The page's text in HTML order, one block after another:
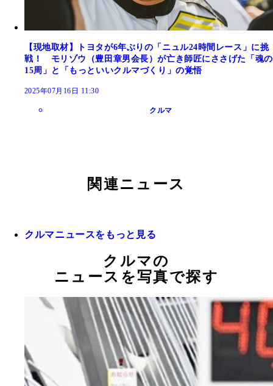
【現地取材】トヨタが6年ぶりの「ニュル24時間レース」に挑
戦！ モリゾウ（豊田章男会長）が亡き師匠にささげた「魂の
15周」と「もっといいクルマづくり」の覚悟
2025年07月16日 11:30
クルマ
関連ニュース
クルマニュースをもっと見る
クルマの
ニュースを写真で探す